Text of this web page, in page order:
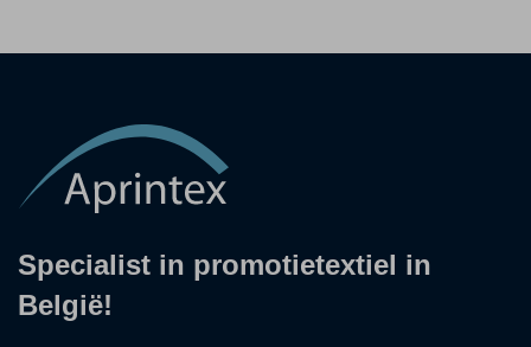
Specialist in promotietextiel in
België!